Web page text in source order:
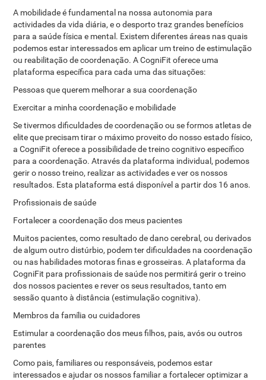
A mobilidade é fundamental na nossa autonomia para
actividades da vida diária, e o desporto traz grandes benefícios
para a saúde física e mental. Existem diferentes áreas nas quais
podemos estar interessados ​​em aplicar um treino de estimulação
ou reabilitação de coordenação. A CogniFit oferece uma
plataforma específica para cada uma das situações:
Pessoas que querem melhorar a sua coordenação
Exercitar a minha coordenação e mobilidade
Se tivermos dificuldades de coordenação ou se formos atletas de
elite que precisam tirar o máximo proveito do nosso estado físico,
a CogniFit oferece a possibilidade de treino cognitivo específico
para a coordenação. Através da plataforma individual, podemos
gerir o nosso treino, realizar as actividades e ver os nossos
resultados. Esta plataforma está disponível a partir dos 16 anos.
Profissionais de saúde
Fortalecer a coordenação dos meus pacientes
Muitos pacientes, como resultado de dano cerebral, ou derivados
de algum outro distúrbio, podem ter dificuldades na coordenação
ou nas habilidades motoras finas e grosseiras. A plataforma da
CogniFit para profissionais de saúde nos permitirá gerir o treino
dos nossos pacientes e rever os seus resultados, tanto em
sessão quanto à distância (estimulação cognitiva).
Membros da família ou cuidadores
Estimular a coordenação dos meus filhos, pais, avós ou outros
parentes
Como pais, familiares ou responsáveis, podemos estar
interessados ​​e ajudar os nossos familiar a fortalecer optimizar a